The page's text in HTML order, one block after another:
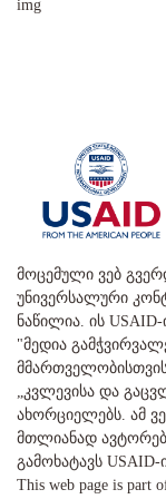
მოცემული ვებ
უნივერსალური
ნაწილია. ის
"მედია
„კვლევისა და
ახორციელებს. ამ
მთლიანად
გამოხატავს USAID-
This web page is part